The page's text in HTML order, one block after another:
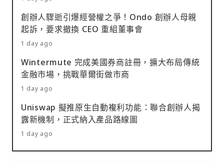
創辦人驟逝引爆經營權之爭！Ondo 創辦人母親
起訴，要求撤換 CEO 重組董事會
1 day ago
Wintermute 完成美國券商註冊，擴大布局傳統
金融市場，挑戰華爾街做市商
1 day ago
Uniswap 擬推原生自動複利功能：聯合創辦人揭
露新機制，正式納入產品路線圖
1 day ago